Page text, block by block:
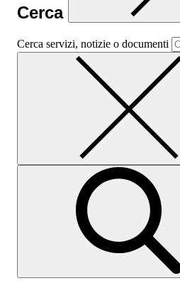
Cerca
Cerca servizi, notizie o documenti